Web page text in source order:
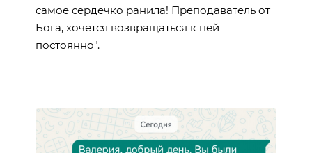
самое сердечко ранила! Преподаватель от
Бога, хочется возвращаться к ней
постоянно".